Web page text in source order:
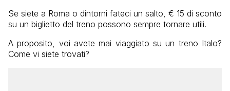
Se siete a Roma o dintorni fateci un salto, € 15 di sconto
su un biglietto del treno possono sempre tornare utili.
A proposito, voi avete mai viaggiato su un treno Italo?
Come vi siete trovati?